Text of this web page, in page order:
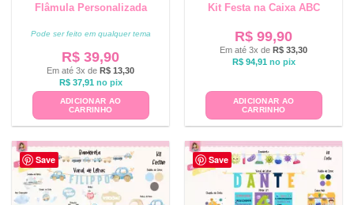
Flâmula Personalizada
Pode ser feito em qualquer tema
R$ 39,90
Em até 3x de R$ 13,30
R$37,91 no pix
ADICIONAR AO
CARRINHO
Kit Festa na Caixa ABC
R$ 99,90
Em até 3x de R$ 33,30
R$94,91 no pix
ADICIONAR AO
CARRINHO
Save Save